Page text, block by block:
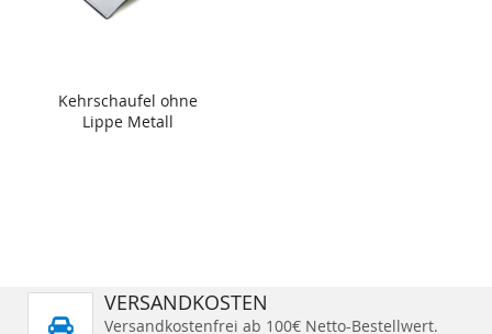
Kehrschaufel ohne
Lippe Metall
VERSANDKOSTEN
Versandkostenfrei ab 100€ Netto-Bestellwert.